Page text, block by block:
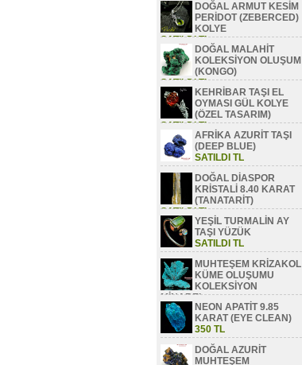
DOĞAL ARMUT KESİM
PERİDOT (ZEBERCED)
KOLYE
SATILDI TL
DOĞAL MALAHİT
KOLEKSİYON OLUŞUM
(KONGO)
SATILDI TL
KEHRİBAR TAŞI EL
OYMASI GÜL KOLYE
(ÖZEL TASARIM)
SATILDI TL
AFRİKA AZURİT TAŞI
(DEEP BLUE)
SATILDI TL
DOĞAL DİASPOR
KRİSTALİ 8.40 KARAT
(TANATARİT)
SATILDI TL
YEŞİL TURMALİN AY
TAŞI YÜZÜK
SATILDI TL
MUHTEŞEM KRİZAKOL
KÜME OLUŞUMU
KOLEKSİYON
MİNAREL
SATILDI TLNEON APATİT 9.85
KARAT (EYE CLEAN)
350 TL
DOĞAL AZURİT
MUHTEŞEM